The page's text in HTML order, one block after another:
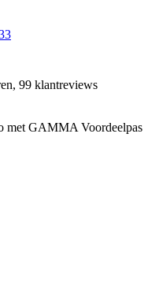
99 klantreviews
met GAMMA Voordeelpas